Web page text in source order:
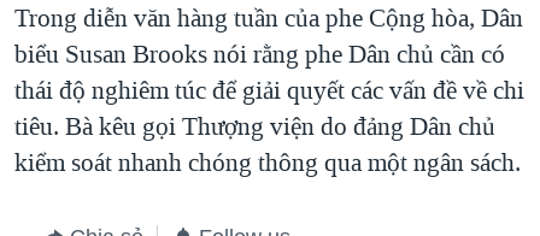
Trong diễn văn hàng tuần của phe Cộng hòa, Dân
biểu Susan Brooks nói rằng phe Dân chủ cần có
thái độ nghiêm túc để giải quyết các vấn đề về chi
tiêu. Bà kêu gọi Thượng viện do đảng Dân chủ
kiểm soát nhanh chóng thông qua một ngân sách.